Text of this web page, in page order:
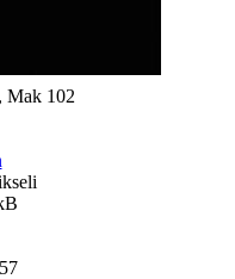
Mak 102